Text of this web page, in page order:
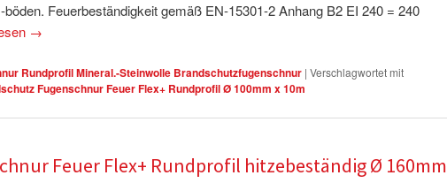
Feuerbeständigkeit gemäß EN-15301-2 Anhang B2 EI 240 = 240
→
Rundprofil Mineral.-Steinwolle Brandschutzfugenschnur | Verschlagwortet mit
Fugenschnur Feuer Flex+ Rundprofil Ø 100mm x 10m
Feuer Flex+ Rundprofil hitzebeständig Ø 160mm